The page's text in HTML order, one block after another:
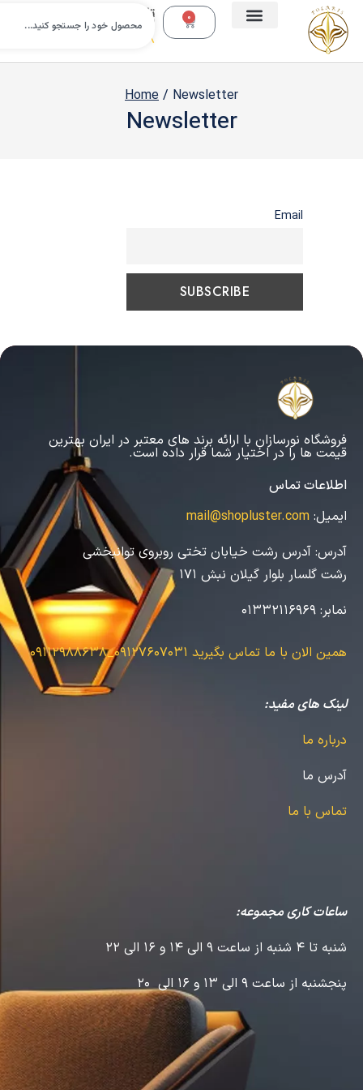
0 تلفن
تماس:
09112988638
Home / Newsletter
Newsletter
Email
فروشگاه نورسازان با ارائه برند های معتبر در ایران بهترین
قیمت ها را در اختیار شما قرار داده است.
اطلاعات تماس
ایمیل: mail@shopluster.com
آدرس: آدرس رشت خیابان تختی روبروی توانبخشی
رشت گلسار بلوار گیلان نبش 171
نمابر:
همین الان با ما تماس بگیرید 09127607031_09112988638
لینک های مفید:
درباره ما
آدرس ما
تماس با ما
ساعات کاری مجموعه:
شنبه تا 4 شنبه از ساعت 9 الی 14 و 16 الی 22
پنجشنبه از ساعت 9 الی 13 و 16 الی 20